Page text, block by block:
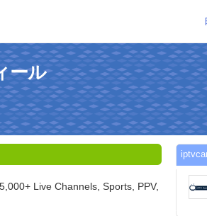
ール
Live Channels, Sports, PPV,